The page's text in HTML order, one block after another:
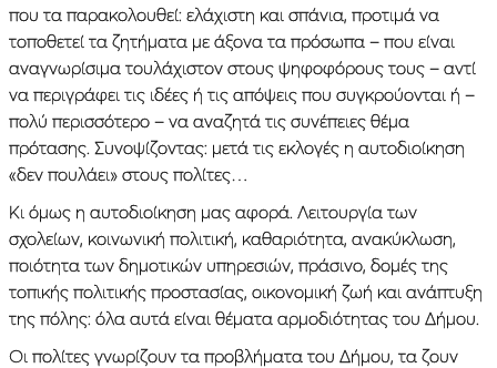
που τα παρακολουθεί: ελάχιστη και σπάνια, προτιμά να
τοποθετεί τα ζητήματα με άξονα τα πρόσωπα – που είναι
αναγνωρίσιμα τουλάχιστον στους ψηφοφόρους τους – αντί
να περιγράφει τις ιδέες ή τις απόψεις που συγκρούονται ή –
πολύ περισσότερο – να αναζητά τις συνέπειες θέμα
πρότασης. Συνοψίζοντας: μετά τις εκλογές η αυτοδιοίκηση
«δεν πουλάει» στους πολίτες…
Κι όμως η αυτοδιοίκηση μας αφορά. Λειτουργία των
σχολείων, κοινωνική πολιτική, καθαριότητα, ανακύκλωση,
ποιότητα των δημοτικών υπηρεσιών, πράσινο, δομές της
τοπικής πολιτικής προστασίας, οικονομική ζωή και ανάπτυξη
της πόλης: όλα αυτά είναι θέματα αρμοδιότητας του Δήμου.
Οι πολίτες γνωρίζουν τα προβλήματα του Δήμου, τα ζουν